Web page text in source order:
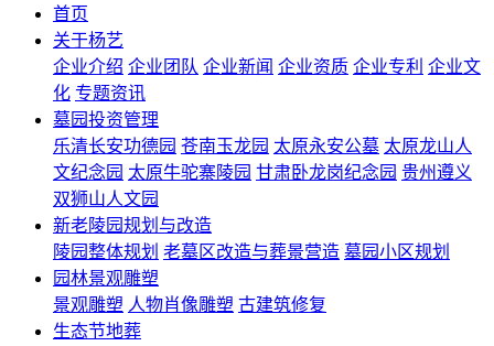
首页
关于杨艺
企业介绍 企业团队 企业新闻 企业资质 企业专利 企业文
化 专题资讯
墓园投资管理
乐清长安功德园 苍南玉龙园 太原永安公墓 太原龙山人
文纪念园 太原牛驼寨陵园 甘肃卧龙岗纪念园 贵州遵义
双狮山人文园
新老陵园规划与改造
陵园整体规划 老墓区改造与葬景营造 墓园小区规划
园林景观雕塑
景观雕塑 人物肖像雕塑 古建筑修复
生态节地葬